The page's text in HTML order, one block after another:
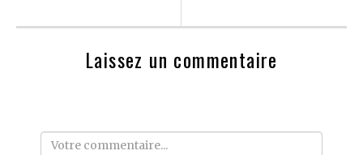
Laissez un commentaire
Comment